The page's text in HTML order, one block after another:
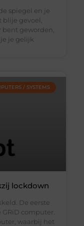
spiegel en je
gevoel,
geworden,
je gelijk
/ SYSTEMS
lockdown
De eerste
computer.
waarbij het